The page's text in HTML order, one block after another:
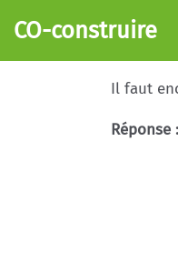
Aller au contenu
CO-construire
Il faut
Réponse :